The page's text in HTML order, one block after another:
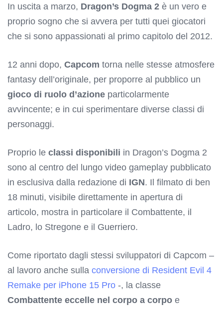
In uscita a marzo, Dragon’s Dogma 2 è un vero e
proprio sogno che si avvera per tutti quei giocatori
che si sono appassionati al primo capitolo del 2012.
12 anni dopo, Capcom torna nelle stesse atmosfere
fantasy dell’originale, per proporre al pubblico un
gioco di ruolo d’azione particolarmente
avvincente; e in cui sperimentare diverse classi di
personaggi.
Proprio le classi disponibili in Dragon’s Dogma 2
sono al centro del lungo video gameplay pubblicato
in esclusiva dalla redazione di IGN. Il filmato di ben
18 minuti, visibile direttamente in apertura di
articolo, mostra in particolare il Combattente, il
Ladro, lo Stregone e il Guerriero.
Come riportato dagli stessi sviluppatori di Capcom –
al lavoro anche sulla conversione di Resident Evil 4
Remake per iPhone 15 Pro -, la classe
Combattente eccelle nel corpo a corpo e